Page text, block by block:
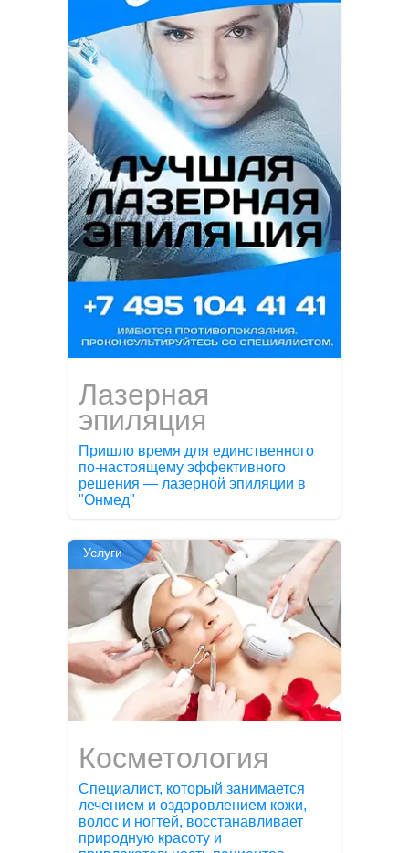
Лазерная
эпиляция
Пришло время для единственного
по-настоящему эффективного
решения — лазерной эпиляции в
"Онмед"
Косметология
Специалист, который занимается
лечением и оздоровлением кожи,
волос и ногтей, восстанавливает
природную красоту и
Услуги